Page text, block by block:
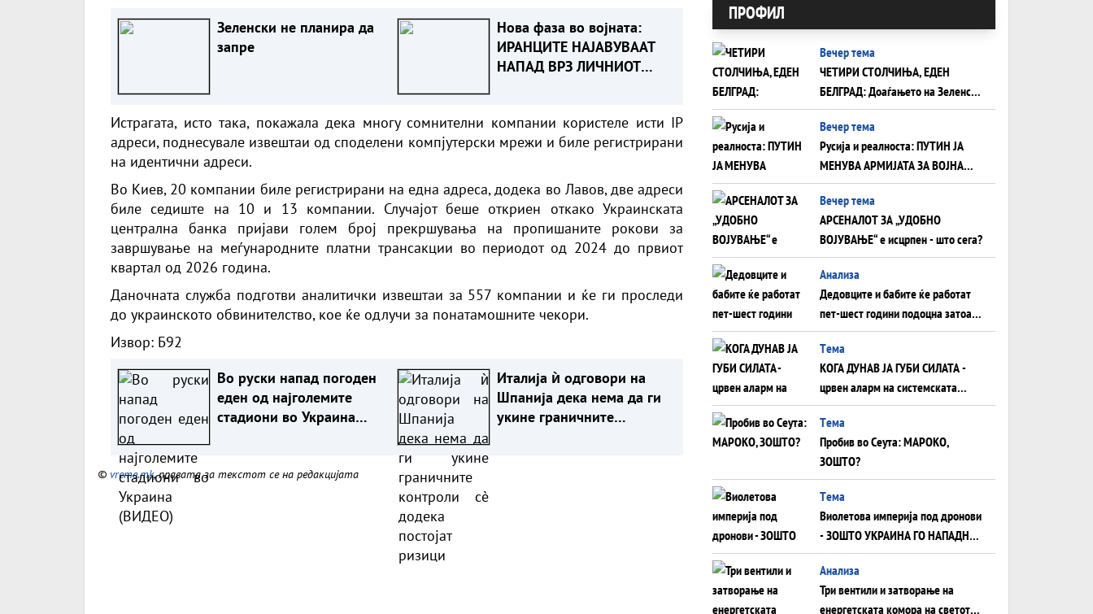
Зеленски не планира да
запре
Нова фаза во војната:
ИРАНЦИТЕ НАЈАВУВААТ
НАПАД ВРЗ ЛИЧНИОТ
Истрагата, исто така, покажала дека многу сомнителни компании користеле исти IP
адреси, поднесувале извештаи од споделени компјутерски мрежи и биле регистрирани
на идентични адреси.
Во Киев, 20 компании биле регистрирани на една адреса, додека во Лавов, две адреси
биле седиште на 10 и 13 компании. Случајот беше откриен откако Украинската
централна банка пријави голем број прекршувања на пропишаните рокови за
завршување на меѓународните платни трансакции во периодот од 2024 до првиот
квартал од 2026 година.
Даночната служба подготви аналитички извештаи за 557 компании и ќе ги проследи
до украинското обвинителство, кое ќе одлучи за понатамошните чекори.
Извор: Б92
Во руски напад погоден
еден од најголемите
стадиони во Украина
Италија ѝ одговори на
Шпанија дека нема да ги
укине граничните
© vreme.mk, правата за текстот се на редакцијата
ПРОФИЛ
Вечер тема
ЧЕТИРИ СТОЛЧИЊА, ЕДЕН
БЕЛГРАД: Доаѓањето на Зеленски
ги открива тајните на политиката
на балансирање на Вучиќ
Вечер тема
Русија и реалноста: ПУТИН ЈА
МЕНУВА АРМИЈАТА ЗА ВОЈНА
ШТО ОСТАНУВА БЕЗ ФРОНТ
Вечер тема
АРСЕНАЛОТ ЗА „УДОБНО
ВОЈУВАЊЕ“ е исцрпен - што сега?
Анализа
Дедовците и бабите ќе работат
пет-шест години подоцна затоа
што НЕМААТ ВНУЦИ ДА ГИ
ЗАМЕНАТ
Tема
КОГА ДУНАВ ЈА ГУБИ СИЛАТА -
црвен аларм на системската
плоча од јужна Германија до
Црното Море...
Tема
Пробив во Сеута: МАРОКО,
ЗОШТО?
Tема
Виолетова империја под дронови
- ЗОШТО УКРАИНА ГО НАПАДНА
РУСКИОТ WILDBERRIES
Aнализа
Три вентили и затворање на
енергетската комора на светот: